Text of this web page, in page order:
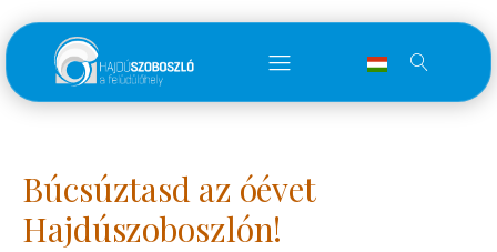
Búcsúztasd az óévet
Hajdúszoboszlón!